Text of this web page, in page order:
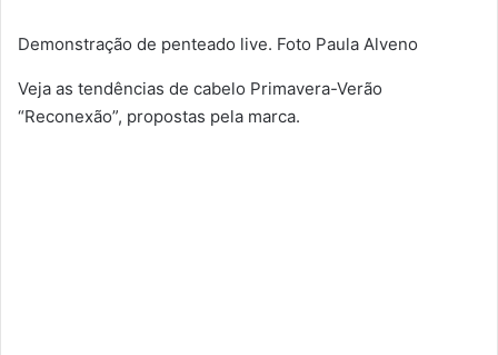
Demonstração de penteado live. Foto Paula Alveno
Veja as tendências de cabelo Primavera-Verão
“Reconexão”, propostas pela marca.